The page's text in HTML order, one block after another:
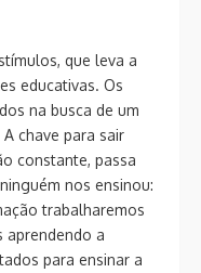
que leva a
educativas. Os
na busca de um
chave para sair
constante, passa
nos ensinou:
trabalharemos
aprendendo a
para ensinar a